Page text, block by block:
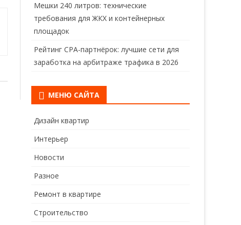
Мешки 240 литров: технические
требования для ЖКХ и контейнерных
площадок
Рейтинг CPA-партнёрок: лучшие сети для
заработка на арбитраже трафика в 2026
МЕНЮ САЙТА
Дизайн квартир
Интерьер
Новости
Разное
Ремонт в квартире
Строительство